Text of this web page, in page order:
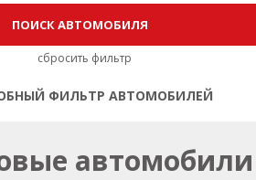
сбросить фильтр
ФИЛЬТР АВТОМОБИЛЕЙ
Открыть | Закрыть фильтр
автомобили